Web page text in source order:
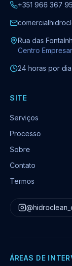
+351 966 367
Rua das
Centro
24 horas por
SITE
Serviços
Processo
Sobre
Contato
Termos
ÁREAS DE